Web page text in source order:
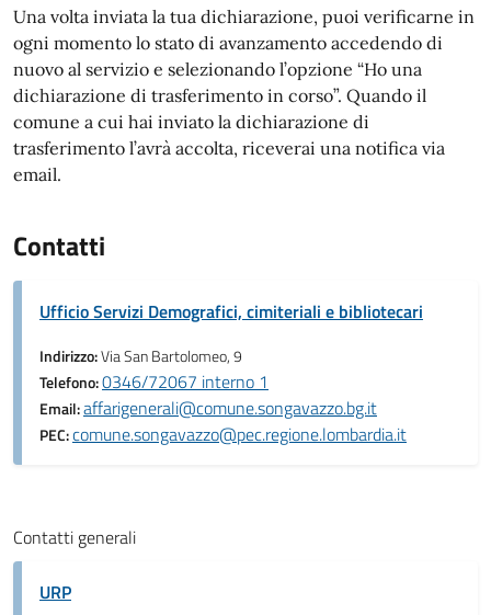
Una volta inviata la tua dichiarazione, puoi verificarne in
ogni momento lo stato di avanzamento accedendo di
nuovo al servizio e selezionando l’opzione “Ho una
dichiarazione di trasferimento in corso”. Quando il
comune a cui hai inviato la dichiarazione di
trasferimento l’avrà accolta, riceverai una notifica via
email.
Contatti
Ufficio Servizi Demografici, cimiteriali e bibliotecari
Indirizzo:Via San Bartolomeo, 9
Telefono:0346/72067 interno 1
Email:affarigenerali@comune.songavazzo.bg.it
PEC:comune.songavazzo@pec.regione.lombardia.it
Contatti generali
URP